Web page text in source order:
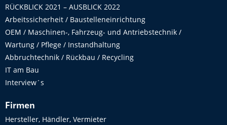
RÜCKBLICK 2021 – AUSBLICK 2022
Arbeitssicherheit / Baustelleneinrichtung
OEM / Maschinen-, Fahrzeug- und Antriebstechnik /
Wartung / Pflege / Instandhaltung
Abbruchtechnik / Rückbau / Recycling
IT am Bau
Interview´s
Firmen
Hersteller, Händler, Vermieter